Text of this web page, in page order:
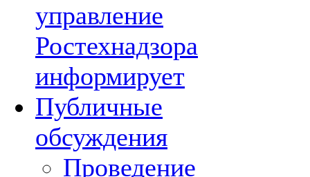
управление
Ростехнадзора
информирует
Публичные
обсуждения
Проведение